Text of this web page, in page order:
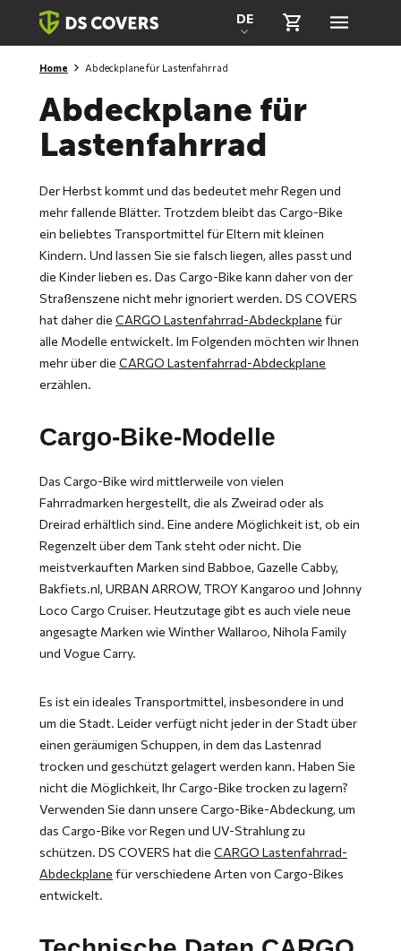
Skiplinks
DE
Home Abdeckplane für Lastenfahrrad
Abdeckplane für
Lastenfahrrad
Der Herbst kommt und das bedeutet mehr Regen und
mehr fallende Blätter. Trotzdem bleibt das Cargo-Bike
ein beliebtes Transportmittel für Eltern mit kleinen
Kindern. Und lassen Sie sie falsch liegen, alles passt und
die Kinder lieben es. Das Cargo-Bike kann daher von der
Straßenszene nicht mehr ignoriert werden. DS COVERS
hat daher die CARGO Lastenfahrrad-Abdeckplane für
alle Modelle entwickelt. Im Folgenden möchten wir Ihnen
mehr über die CARGO Lastenfahrrad-Abdeckplane
erzählen.
Cargo-Bike-Modelle
Das Cargo-Bike wird mittlerweile von vielen
Fahrradmarken hergestellt, die als Zweirad oder als
Dreirad erhältlich sind. Eine andere Möglichkeit ist, ob ein
Regenzelt über dem Tank steht oder nicht. Die
meistverkauften Marken sind Babboe, Gazelle Cabby,
Bakfiets.nl, URBAN ARROW, TROY Kangaroo und Johnny
Loco Cargo Cruiser. Heutzutage gibt es auch viele neue
angesagte Marken wie Winther Wallaroo, Nihola Family
und Vogue Carry.
Es ist ein ideales Transportmittel, insbesondere in und
um die Stadt. Leider verfügt nicht jeder in der Stadt über
einen geräumigen Schuppen, in dem das Lastenrad
trocken und geschützt gelagert werden kann. Haben Sie
nicht die Möglichkeit, Ihr Cargo-Bike trocken zu lagern?
Verwenden Sie dann unsere Cargo-Bike-Abdeckung, um
das Cargo-Bike vor Regen und UV-Strahlung zu
schützen. DS COVERS hat die CARGO Lastenfahrrad-
Abdeckplane für verschiedene Arten von Cargo-Bikes
entwickelt.